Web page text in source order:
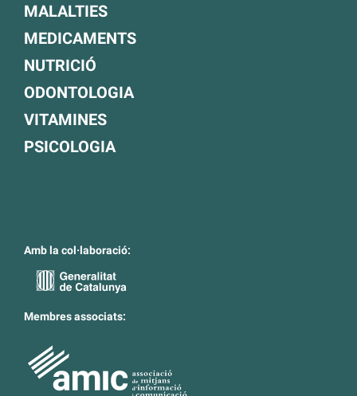
MALALTIES
MEDICAMENTS
NUTRICIÓ
ODONTOLOGIA
VITAMINES
PSICOLOGIA
Amb la col·laboració:
Membres associats: